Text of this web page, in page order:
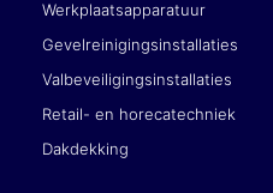
Werkplaatsapparatuur
Gevelreinigingsinstallaties
Valbeveiligingsinstallaties
Retail- en horecatechniek
Dakdekking